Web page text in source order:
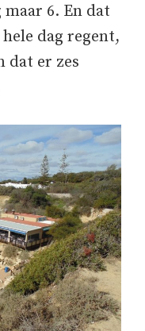
6. En dat
dag regent,
dat er zes